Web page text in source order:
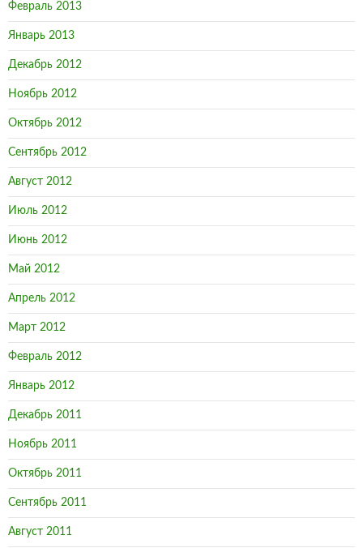
Февраль 2013
Январь 2013
Декабрь 2012
Ноябрь 2012
Октябрь 2012
Сентябрь 2012
Август 2012
Июль 2012
Июнь 2012
Май 2012
Апрель 2012
Март 2012
Февраль 2012
Январь 2012
Декабрь 2011
Ноябрь 2011
Октябрь 2011
Сентябрь 2011
Август 2011